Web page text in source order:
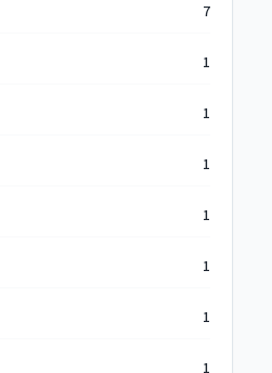
7
1
1
1
1
1
1
1